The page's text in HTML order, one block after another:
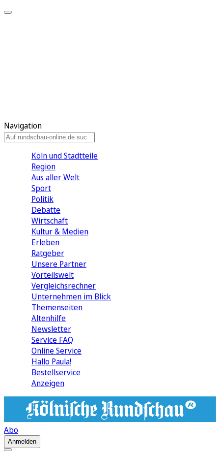
Navigation
Köln und Stadtteile
Region
Aus aller Welt
Sport
Politik
Debatte
Wirtschaft
Kultur & Medien
Erleben
Ratgeber
Unsere Partner
Vorteilswelt
Vergleichsrechner
Unternehmen im Blick
Themenseiten
Altenhilfe
Newsletter
Service FAQ
Online Service
Hallo Paula!
Bestellservice
Anzeigen
Abo
Anmelden